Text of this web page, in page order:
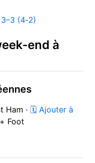
3–3 (4‑2)
end à
Ham · 🗓 Ajouter à
Foot